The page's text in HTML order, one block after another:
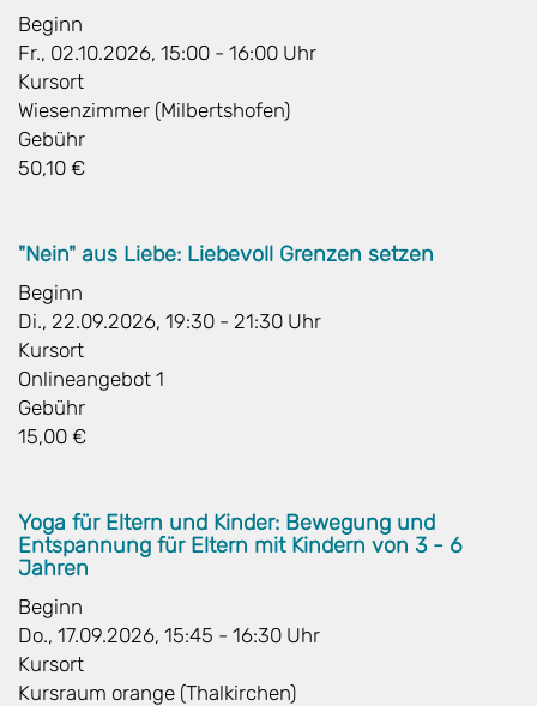
Beginn
Fr., 02.10.2026, 15:00 - 16:00 Uhr
Kursort
Wiesenzimmer (Milbertshofen)
Gebühr
50,10 €
"Nein" aus Liebe: Liebevoll Grenzen setzen
Beginn
Di., 22.09.2026, 19:30 - 21:30 Uhr
Kursort
Onlineangebot 1
Gebühr
15,00 €
Yoga für Eltern und Kinder: Bewegung und
Entspannung für Eltern mit Kindern von 3 - 6
Jahren
Beginn
Do., 17.09.2026, 15:45 - 16:30 Uhr
Kursort
Kursraum orange (Thalkirchen)